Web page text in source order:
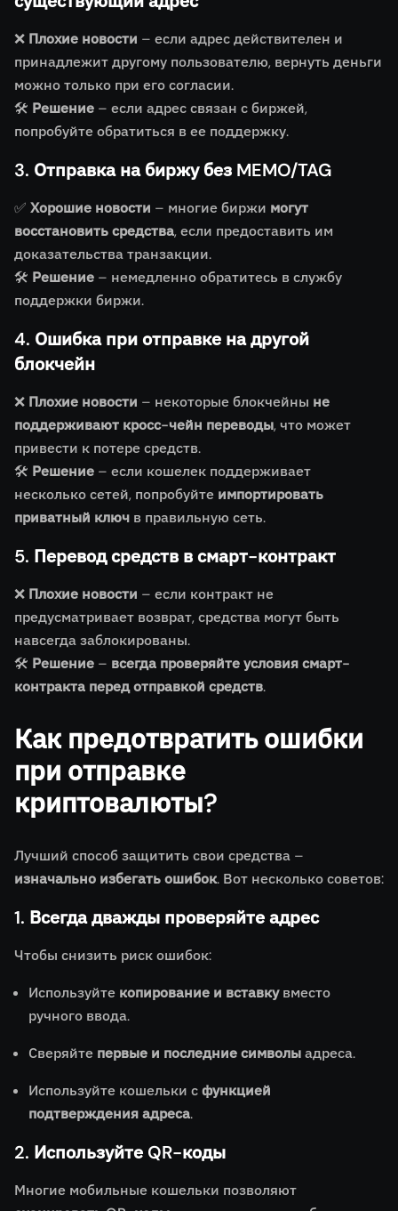
❌ Плохие новости – если адрес действителен и
принадлежит другому пользователю, вернуть деньги
можно только при его согласии.
🛠 Решение – если адрес связан с биржей,
попробуйте обратиться в ее поддержку.
3. Отправка на биржу без MEMO/TAG
✅ Хорошие новости – многие биржи могут
восстановить средства, если предоставить им
доказательства транзакции.
🛠 Решение – немедленно обратитесь в службу
поддержки биржи.
4. Ошибка при отправке на другой
блокчейн
❌ Плохие новости – некоторые блокчейны не
поддерживают кросс-чейн переводы, что может
привести к потере средств.
🛠 Решение – если кошелек поддерживает
несколько сетей, попробуйте импортировать
приватный ключ в правильную сеть.
5. Перевод средств в смарт-контракт
❌ Плохие новости – если контракт не
предусматривает возврат, средства могут быть
навсегда заблокированы.
🛠 Решение – всегда проверяйте условия смарт-
контракта перед отправкой средств.
Как предотвратить ошибки
при отправке
криптовалюты?
Лучший способ защитить свои средства –
изначально избегать ошибок. Вот несколько советов:
1. Всегда дважды проверяйте адрес
Чтобы снизить риск ошибок:
Используйте копирование и вставкувместо
ручного ввода.
Сверяйте первые и последние символыадреса.
Используйте кошельки сфункцией
подтверждения адреса.
2. Используйте QR-коды
Многие мобильные кошельки позволяют